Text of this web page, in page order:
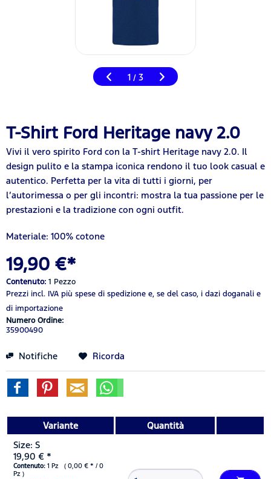
1 / 3
T-Shirt Ford Heritage navy 2.0
Vivi il vero spirito Ford con la T-shirt Heritage navy 2.0. Il
design pulito e la stampa iconica rendono il tuo look casual e
autentico. Perfetta per la vita di tutti i giorni, per
l’autorimessa o per gli incontri: mostra la tua passione per le
prestazioni e la tradizione con ogni outfit.
Materiale: 100% cotone
19,90 €*
Contenuto: 1 Pezzo
Prezzi incl. IVA più spese di spedizione e, se del caso, i dazi doganali e
di importazione
Numero Ordine:
35900490
Notifiche Ricorda
Variante
Quantità
Size: S
19,90 € *
Contenuto: 1 Pz ( 0,00 € * / 0
Pz )